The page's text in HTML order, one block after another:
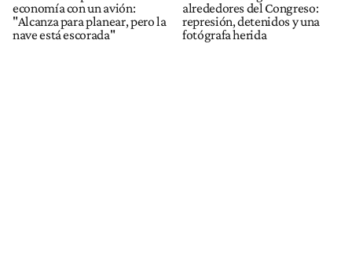
economía con un avión:
"Alcanza para planear, pero la
nave está escorada"
alrededores del Congreso:
represión, detenidos y una
fotógrafa herida